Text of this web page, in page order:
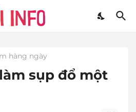
hàng ngày
sụp đổ một